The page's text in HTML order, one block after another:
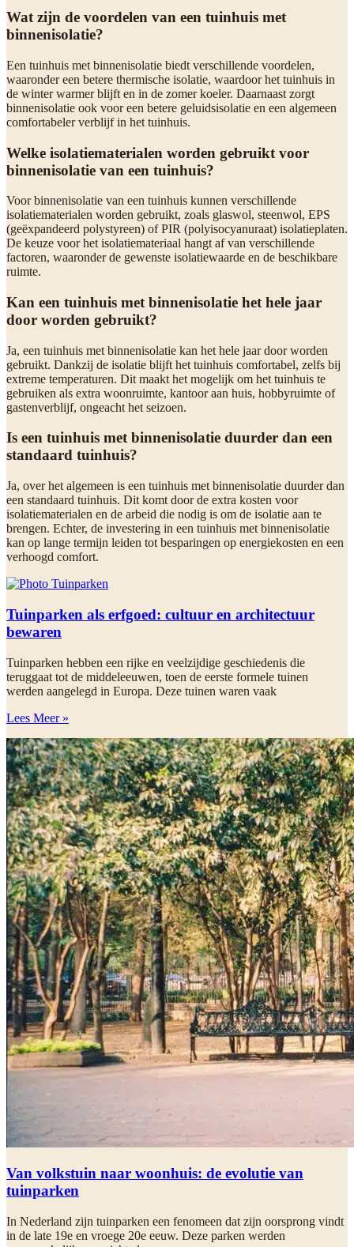
Wat zijn de voordelen van een tuinhuis met
binnenisolatie?
Een tuinhuis met binnenisolatie biedt verschillende voordelen,
waaronder een betere thermische isolatie, waardoor het tuinhuis in
de winter warmer blijft en in de zomer koeler. Daarnaast zorgt
binnenisolatie ook voor een betere geluidsisolatie en een algemeen
comfortabeler verblijf in het tuinhuis.
Welke isolatiematerialen worden gebruikt voor
binnenisolatie van een tuinhuis?
Voor binnenisolatie van een tuinhuis kunnen verschillende
isolatiematerialen worden gebruikt, zoals glaswol, steenwol, EPS
(geëxpandeerd polystyreen) of PIR (polyisocyanuraat) isolatieplaten.
De keuze voor het isolatiemateriaal hangt af van verschillende
factoren, waaronder de gewenste isolatiewaarde en de beschikbare
ruimte.
Kan een tuinhuis met binnenisolatie het hele jaar
door worden gebruikt?
Ja, een tuinhuis met binnenisolatie kan het hele jaar door worden
gebruikt. Dankzij de isolatie blijft het tuinhuis comfortabel, zelfs bij
extreme temperaturen. Dit maakt het mogelijk om het tuinhuis te
gebruiken als extra woonruimte, kantoor aan huis, hobbyruimte of
gastenverblijf, ongeacht het seizoen.
Is een tuinhuis met binnenisolatie duurder dan een
standaard tuinhuis?
Ja, over het algemeen is een tuinhuis met binnenisolatie duurder dan
een standaard tuinhuis. Dit komt door de extra kosten voor
isolatiematerialen en de arbeid die nodig is om de isolatie aan te
brengen. Echter, de investering in een tuinhuis met binnenisolatie
kan op lange termijn leiden tot besparingen op energiekosten en een
verhoogd comfort.
Tuinparken als erfgoed: cultuur en architectuur
bewaren
Tuinparken hebben een rijke en veelzijdige geschiedenis die
teruggaat tot de middeleeuwen, toen de eerste formele tuinen
werden aangelegd in Europa. Deze tuinen waren vaak
Lees Meer »
Van volkstuin naar woonhuis: de evolutie van
tuinparken
In Nederland zijn tuinparken een fenomeen dat zijn oorsprong vindt
in de late 19e en vroege 20e eeuw. Deze parken werden